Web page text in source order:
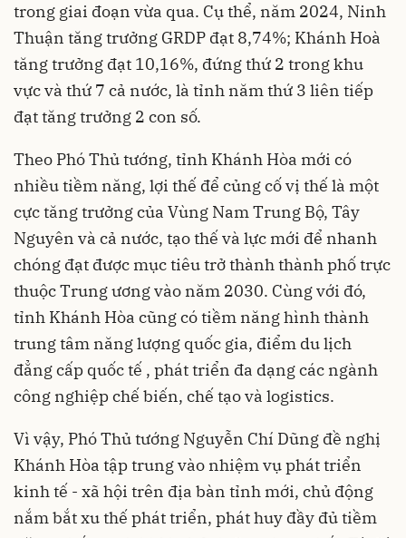
trong giai đoạn vừa qua. Cụ thể, năm 2024, Ninh
Thuận tăng trưởng GRDP đạt 8,74%; Khánh Hoà
tăng trưởng đạt 10,16%, đứng thứ 2 trong khu
vực và thứ 7 cả nước, là tỉnh năm thứ 3 liên tiếp
đạt tăng trưởng 2 con số.
Theo Phó Thủ tướng, tỉnh Khánh Hòa mới có
nhiều tiềm năng, lợi thế để củng cố vị thế là một
cực tăng trưởng của Vùng Nam Trung Bộ, Tây
Nguyên và cả nước, tạo thế và lực mới để nhanh
chóng đạt được mục tiêu trở thành thành phố trực
thuộc Trung ương vào năm 2030. Cùng với đó,
tỉnh Khánh Hòa cũng có tiềm năng hình thành
trung tâm năng lượng quốc gia, điểm du lịch
đẳng cấp quốc tế , phát triển đa dạng các ngành
công nghiệp chế biến, chế tạo và logistics.
Vì vậy, Phó Thủ tướng Nguyễn Chí Dũng đề nghị
Khánh Hòa tập trung vào nhiệm vụ phát triển
kinh tế - xã hội trên địa bàn tỉnh mới, chủ động
nắm bắt xu thế phát triển, phát huy đầy đủ tiềm